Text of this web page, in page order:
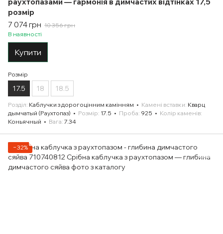
розмір
7 074 грн 10 356 грн
В наявності
Купити
Розмір
17.5 18 18.5
Розділ Каблучки з дорогоцінним камінням Камені вставки Кварц
дымчатый (Раухтопаз)
Розмір 17.5 Проба 925
Колір каменів
Коньячный
Вага 7.34
−32%